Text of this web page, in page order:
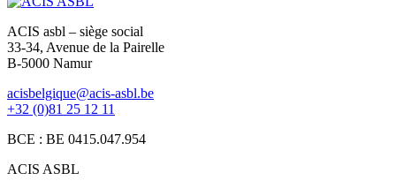
ACIS asbl – siège social
33-34, Avenue de la Pairelle
B-5000 Namur
acisbelgique@acis-asbl.be
+32 (0)81 25 12 11
BCE : BE 0415.047.954
ACIS ASBL